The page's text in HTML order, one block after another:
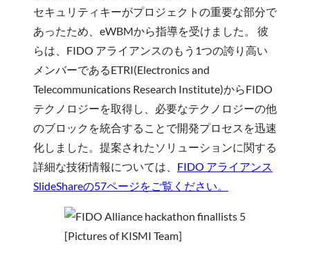
セキュリティキーがプロジェクトの重要な部分で
あったため、eWBMから指導を受けました。 彼
らは、FIDO アライアンスのもう1つの誇り高い
メンバーであるETRI(Electronics and
Telecommunications Research Institute)からFIDO
テクノロジーを取得し、必要なテクノロジーの他
のブロックを統合することで開発プロセスを迅速
化しました。提案されたソリューションに関する
詳細な技術情報については、 FIDO アライアンス
SlideShareの57ページをご覧ください。
[Pictures of KISMI Team]